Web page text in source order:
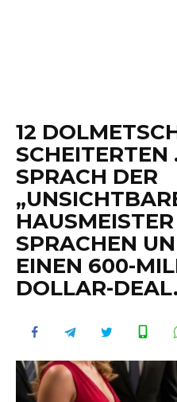
12
SPRACH DER
SPRACHEN
EINEN 600-
DOLLAR-DEAL.